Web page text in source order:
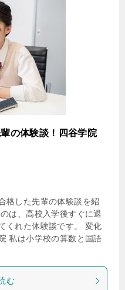
の体験談！四谷学院
格した先輩の体験談を紹
は、高校入学後すぐに退
くれた体験談です。 変化
私は小学校の算数と国語
む